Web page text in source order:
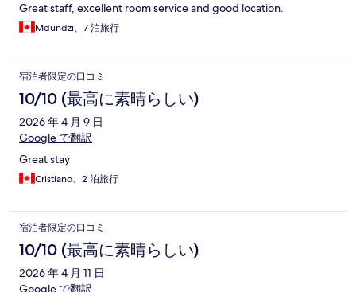
Great staff, excellent room service and good location.
Mdundzi、7 泊旅行
宿泊者限定の口コミ
10/10 (最高に素晴らしい)
2026 年 4 月 9 日
Google で翻訳
Great stay
Cristiano、2 泊旅行
宿泊者限定の口コミ
10/10 (最高に素晴らしい)
2026 年 4 月 11 日
Google で翻訳